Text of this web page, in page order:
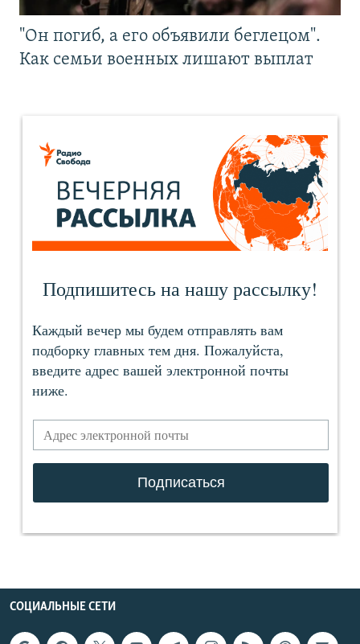
"Он погиб, а его объявили беглецом".
Как семьи военных лишают выплат
СОЦИАЛЬНЫЕ СЕТИ